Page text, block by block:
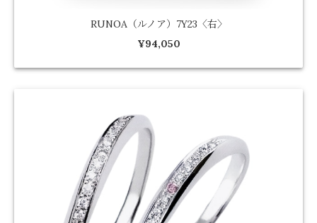
RUNOA（ルノア）7Y23〈右〉
¥94,050